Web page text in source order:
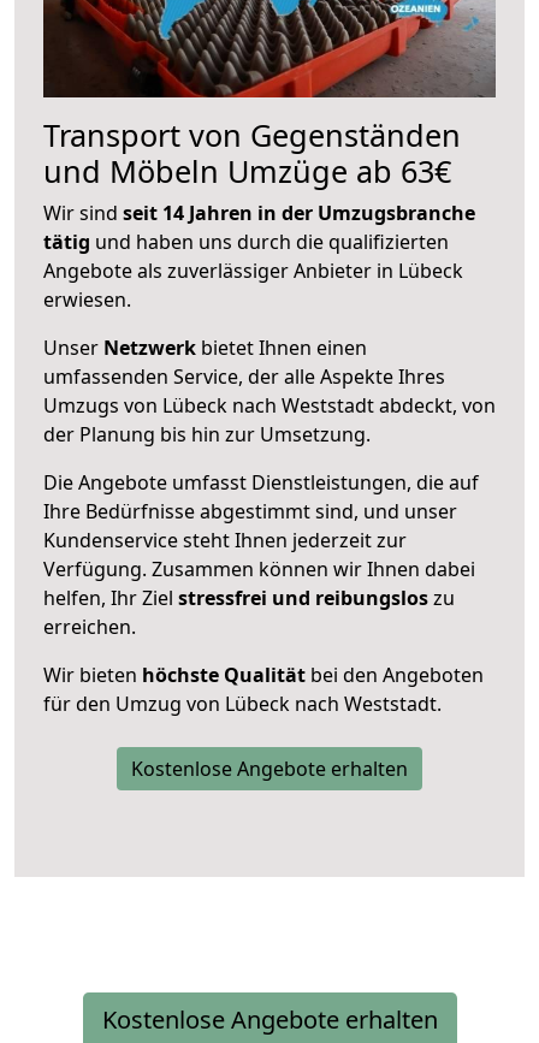
Transport von Gegenständen
und Möbeln Umzüge ab 63€
Wir sind seit 14 Jahren in der Umzugsbranche
tätig und haben uns durch die qualifizierten
Angebote als zuverlässiger Anbieter in Lübeck
erwiesen.
Unser Netzwerk bietet Ihnen einen
umfassenden Service, der alle Aspekte Ihres
Umzugs von Lübeck nach Weststadt abdeckt, von
der Planung bis hin zur Umsetzung.
Die Angebote umfasst Dienstleistungen, die auf
Ihre Bedürfnisse abgestimmt sind, und unser
Kundenservice steht Ihnen jederzeit zur
Verfügung. Zusammen können wir Ihnen dabei
helfen, Ihr Ziel stressfrei und reibungsloszu
erreichen.
Wir bieten höchste Qualität bei den Angeboten
für den Umzug von Lübeck nach Weststadt.
Kostenlose Angebote erhalten
Kostenlose Angebote erhalten